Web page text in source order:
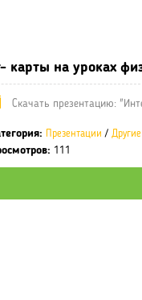
карты на уроках
Cкачать презентацию:
Презентации /
111